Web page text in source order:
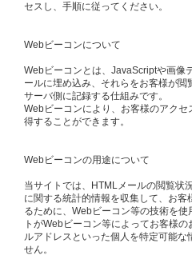
セスし、手順に従ってください。
Webビーコンについて
Webビーコンとは、JavaScriptや画像
ールに埋め込み、それらをお客様が
サーバ側に記録する仕組みです。
Webビーコンにより、お客様のアク
得することができます。
Webビーコンの用途について
当サイトでは、HTMLメールの閲覧状
に関する統計的情報を収集して、お
るために、Webビーコン等の技術を
トがWebビーコン等によってお客様
ルアドレスといった個人を特定可能な
せん。